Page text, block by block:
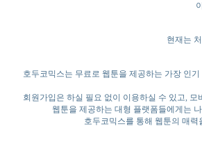
현재는
호두코믹스는 무료로 웹툰을 제공하는 가장 인
회원가입은 하실 필요 없이 이용하실 수 있고,
웹툰을 제공하는 대형 플랫폼들에게는
호두코믹스를 통해 웹툰의 매